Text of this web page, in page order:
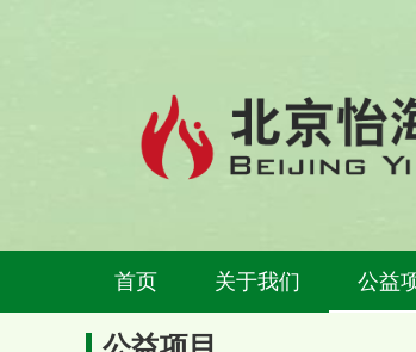
首页 关于我们 公益